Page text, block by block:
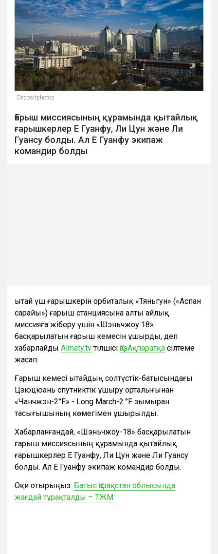
Depositphotos
Ғарыш миссиясының құрамында қытайлық
ғарышкерлер Е Гуанфу, Ли Цун және Ли
Гуансу болды. Ал Е Гуанфу экипаж
командир болды
Қытай үш ғарышкерін орбиталық «Тяньгун» («Аспан
сарайы») ғарыш станциясына алты айлық
миссияға жіберу үшін «Шэньчжоу 18»
басқарылатын ғарыш кемесін ұшырды, деп
хабарлайды Almaty.tvтілшісі ҚазАқпаратқа сілтеме
жасап.
Ғарыш кемесі Қытайдың солтүстік-батысындағы
Цзюцюань спутниктік ұшыру орталығынан
«Чанчжэн-2°F» - Long March-2 °F зымыран
тасығышының көмегімен ұшырылды.
Хабарланғандай, «Шэньчжоу-18» басқарылатын
ғарыш миссиясының құрамында қытайлық
ғарышкерлер Е Гуанфу, Ли Цун және Ли Гуансу
болды. Ал Е Гуанфу экипаж командир болды.
Оқи отырыңыз: Батыс Қазақстан облысында
жағдай тұрақталды – ТЖМ